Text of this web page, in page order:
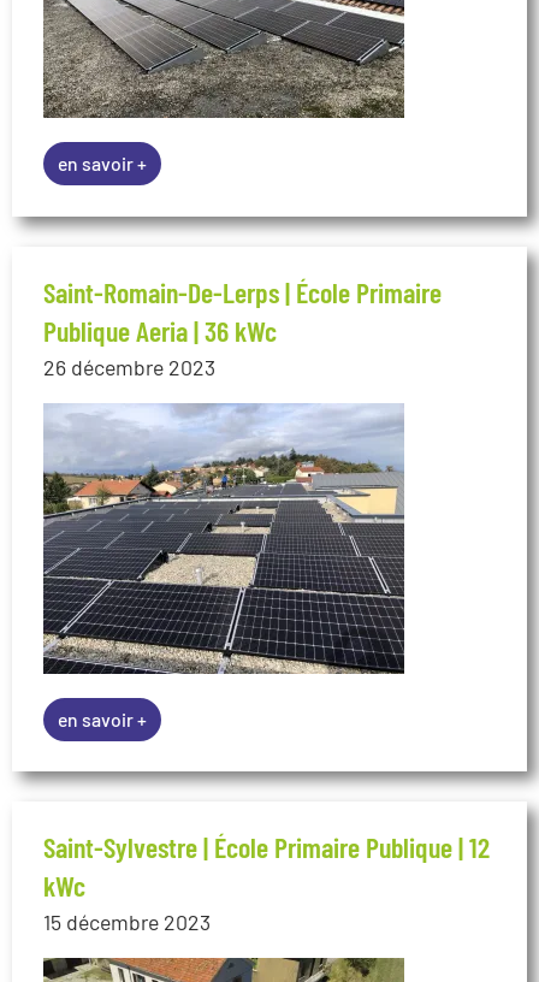
en savoir +
Saint-Romain-De-Lerps | École Primaire
Publique Aeria | 36 kWc
26 décembre 2023
en savoir +
Saint-Sylvestre | École Primaire Publique | 12
kWc
15 décembre 2023